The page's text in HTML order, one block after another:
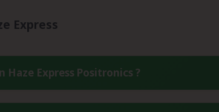
Express
Express Positronics ?